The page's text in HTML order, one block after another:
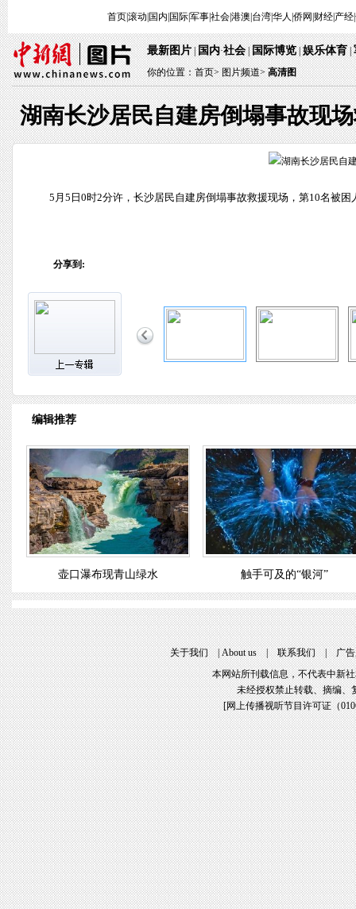
首页|滚动 国内 国际|军事|社会|港澳 台湾|华人 侨网 财经| 产经|
最新图片 | 国内·社会 | 国际博览 | 娱乐体育 |
你的位置：首页> 图片频道> 高清图
湖南长沙居民自建房倒塌事故现
5月5日0时2分许，长沙居民自建房倒塌事故救援现场，第10名被
分享到:
编辑推荐
壶口瀑布现青山绿水 触手可及的“银河”
关于我们 | About u | 联系我们 | 广
本网站所刊载信息，不代表中新
未经授权禁止转载、摘编、
[网上传播视听节目许可证（